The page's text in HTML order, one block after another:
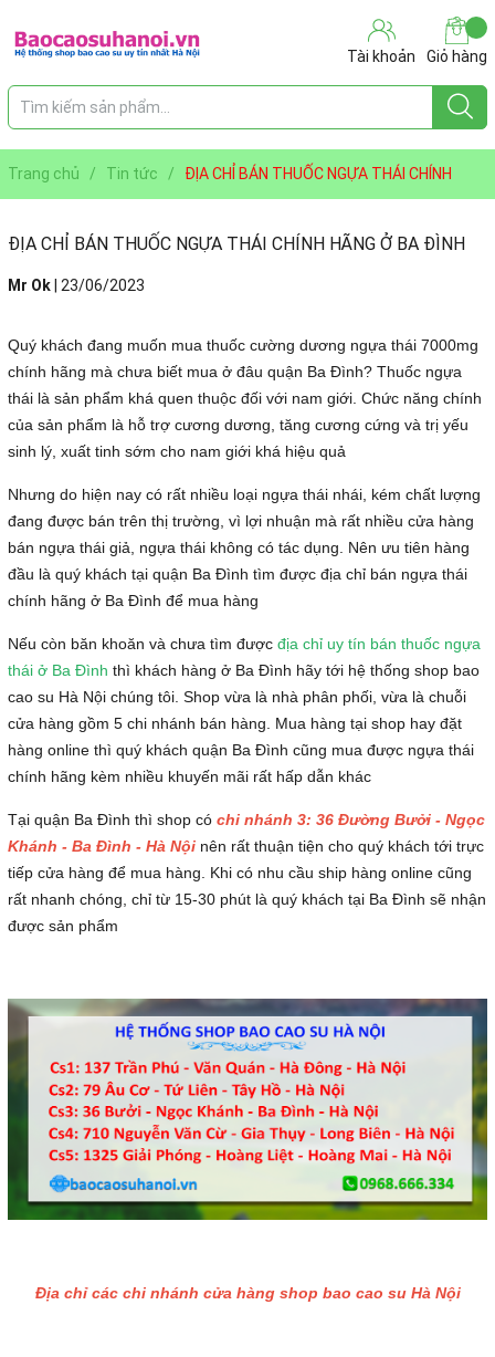
Tài khoản Giỏ hàng
Trang chủ / Tin tức /
ĐỊA CHỈ BÁN THUỐC NGỰA THÁI CHÍNH
HÃNG Ở BA ĐÌNH
ĐỊA CHỈ BÁN THUỐC NGỰA THÁI CHÍNH HÃNG Ở BA ĐÌNH
Mr Ok 23/06/2023
Quý khách đang muốn mua thuốc cường dương ngựa thái 7000mg
chính hãng mà chưa biết mua ở đâu quận Ba Đình? Thuốc ngựa
thái là sản phẩm khá quen thuộc đối với nam giới. Chức năng chính
của sản phẩm là hỗ trợ cương dương, tăng cương cứng và trị yếu
sinh lý, xuất tinh sớm cho nam giới khá hiệu quả
Nhưng do hiện nay có rất nhiều loại ngựa thái nhái, kém chất lượng
đang được bán trên thị trường, vì lợi nhuận mà rất nhiều cửa hàng
bán ngựa thái giả, ngựa thái không có tác dụng. Nên ưu tiên hàng
đầu là quý khách tại quận Ba Đình tìm được địa chỉ bán ngựa thái
chính hãng ở Ba Đình để mua hàng
Nếu còn băn khoăn và chưa tìm được địa chỉ uy tín bán thuốc ngựa
thái ở Ba Đình thì khách hàng ở Ba Đình hãy tới hệ thống shop bao
cao su Hà Nội chúng tôi. Shop vừa là nhà phân phối, vừa là chuỗi
cửa hàng gồm 5 chi nhánh bán hàng. Mua hàng tại shop hay đặt
hàng online thì quý khách quận Ba Đình cũng mua được ngựa thái
chính hãng kèm nhiều khuyến mãi rất hấp dẫn khác
Tại quận Ba Đình thì shop có chi nhánh 3: 36 Đường Bưởi - Ngọc
Khánh - Ba Đình - Hà Nội nên rất thuận tiện cho quý khách tới trực
tiếp cửa hàng để mua hàng. Khi có nhu cầu ship hàng online cũng
rất nhanh chóng, chỉ từ 15-30 phút là quý khách tại Ba Đình sẽ nhận
được sản phẩm
Địa chỉ các chi nhánh cửa hàng shop bao cao su Hà Nội